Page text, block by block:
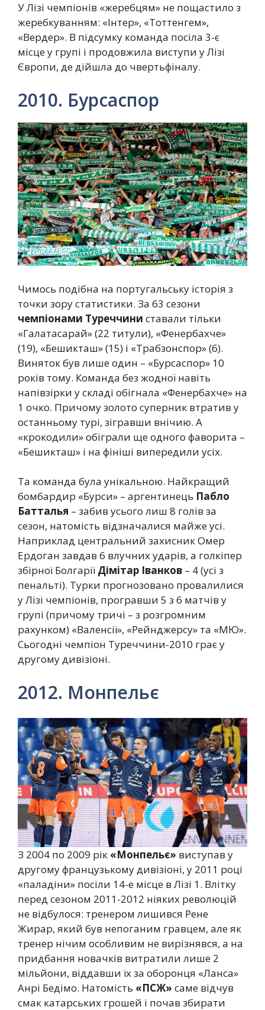
У Лізі чемпіонів «жеребцям» не пощастило з
жеребкуванням: «Інтер», «Тоттенгем»,
«Вердер». В підсумку команда посіла 3-є
місце у групі і продовжила виступи у Лізі
Європи, де дійшла до чвертьфіналу.
2010. Бурсаспор
Чимось подібна на португальську історія з
точки зору статистики. За 63 сезони
чемпіонами Туреччини ставали тільки
«Галатасарай» (22 титули), «Фенербахче»
(19), «Бешикташ» (15) і «Трабзонспор» (6).
Виняток був лише один – «Бурсаспор» 10
років тому. Команда без жодної навіть
напівзірки у складі обігнала «Фенербахче» на
1 очко. Причому золото суперник втратив у
останньому турі, зігравши внічию. А
«крокодили» обіграли ще одного фаворита –
«Бешикташ» і на фініші випередили усіх.
Та команда була унікальною. Найкращий
бомбардир «Бурси» – аргентинець Пабло
Батталья – забив усього лиш 8 голів за
сезон, натомість відзначалися майже усі.
Наприклад центральний захисник Омер
Ердоган завдав 6 влучних ударів, а голкіпер
збірної Болгарії Дімітар Іванков – 4 (усі з
пенальті). Турки прогнозовано провалилися
у Лізі чемпіонів, програвши 5 з 6 матчів у
групі (причому тричі – з розгромним
рахунком) «Валенсії», «Рейнджерсу» та «МЮ».
Сьогодні чемпіон Туреччини-2010 грає у
другому дивізіоні.
2012. Монпельє
З 2004 по 2009 рік «Монпельє» виступав у
другому французькому дивізіоні, у 2011 році
«паладіни» посіли 14-е місце в Лізі 1. Влітку
перед сезоном 2011-2012 ніяких революцій
не відбулося: тренером лишився Рене
Жирар, який був непоганим гравцем, але як
тренер нічим особливим не вирізнявся, а на
придбання новачків витратили лише 2
мільйони, віддавши їх за оборонця «Ланса»
Анрі Бедімо. Натомість «ПСЖ» саме відчув
смак катарських грошей і почав збирати